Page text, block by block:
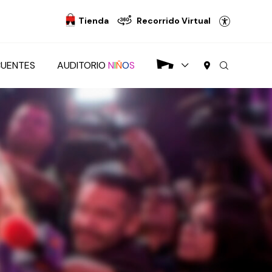
AUDITORIO NIÑOS
Tienda Recorrido Virtual